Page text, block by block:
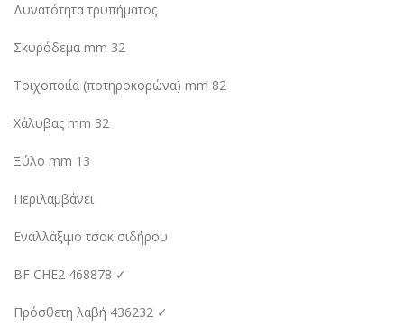
Δυνατότητα τρυπήματος
Σκυρόδεμα mm 32
Τοιχοποιία (ποτηροκορώνα) mm 82
Χάλυβας mm 32
Ξύλο mm 13
Περιλαμβάνει
Εναλλάξιμο τσοκ σιδήρου
BF CHE2 468878 ✓
Πρόσθετη λαβή 436232 ✓